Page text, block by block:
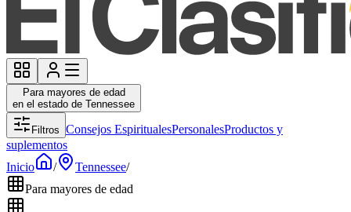
Para mayores de edad
en el estado de Tennessee
Filtros Consejos EspiritualesPersonalesProductos y
suplementos
Inicio
/ Tennessee/
Para mayores de edad